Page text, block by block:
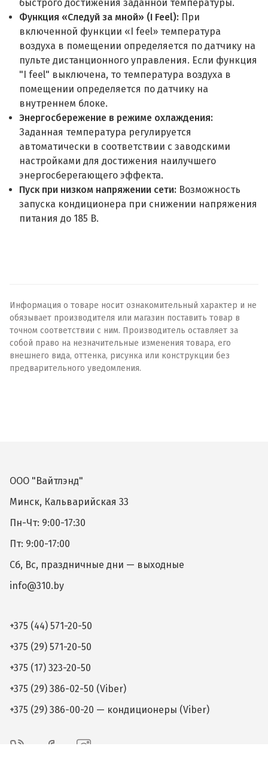
быстрого достижения заданной температуры.
Функция «Следуй за мной» (I Feel): При
включенной функции «I feel» температура
воздуха в помещении определяется по датчику на
пульте дистанционного управления. Если функция
"I feel" выключена, то температура воздуха в
помещении определяется по датчику на
внутреннем блоке.
Энергосбережение в режиме охлаждения:
Заданная температура регулируется
автоматически в соответствии с заводскими
настройками для достижения наилучшего
энергосберегающего эффекта.
Пуск при низком напряжении сети: Возможность
запуска кондиционера при снижении напряжения
питания до 185 В.
Информация о товаре носит ознакомительный характер и не
обязывает производителя или магазин поставить товар в
точном соответствии с ним. Производитель оставляет за
собой право на незначительные изменения товара, его
внешнего вида, оттенка, рисунка или конструкции без
предварительного уведомления.
ООО "Вайтлэнд"
Минск, Кальварийская 33
Пн-Чт: 9:00-17:30
Пт: 9:00-17:00
Сб, Вс, праздничные дни — выходные
info@310.by
+375 (44) 571-20-50
+375 (29) 571-20-50
+375 (17) 323-20-50
+375 (29) 386-02-50 (Viber)
+375 (29) 386-00-20 — кондиционеры (Viber)